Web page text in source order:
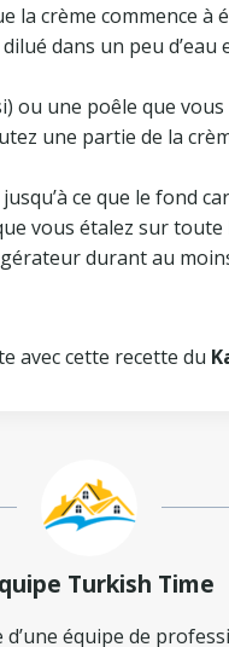
la crème commence à
dans un peu
ou une poêle que
une partie de la
ce que le fond
vous étalez sur toute
durant au
avec cette recette du
Turkish Time
équipe de